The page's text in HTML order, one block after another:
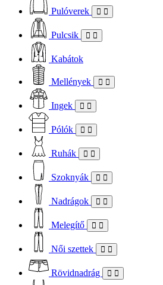
Pulóverek
Pulcsik
Kabátok
Mellények
Ingek
Pólók
Ruhák
Szoknyák
Nadrágok
Melegítő
Női szettek
Rövidnadrág